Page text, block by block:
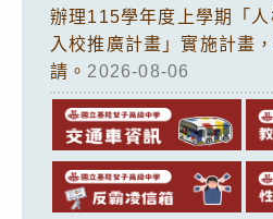
辦理115學年度上學期「
入校推廣計畫」實施計畫
請。 2026-08-06